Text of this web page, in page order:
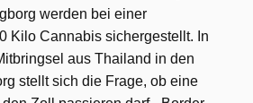
werden bei einer
Kilo Cannabis sichergestellt. In
aus Thailand in den
stellt sich die Frage, ob eine